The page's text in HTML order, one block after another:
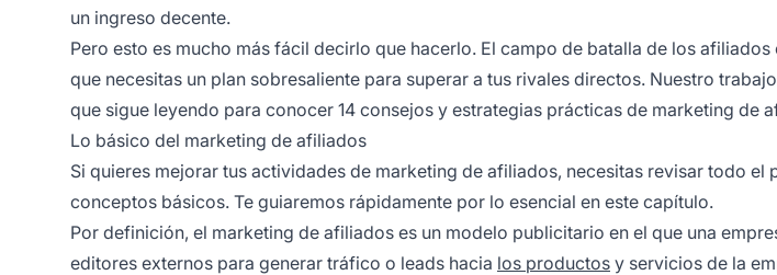
un ingreso decente.
Pero esto es mucho más fácil decirlo que hacerlo. El campo de batalla de los
que necesitas un plan sobresaliente para superar a tus rivales directos. Nuestro
que sigue leyendo para conocer 14 consejos y estrategias prácticas de marketing de
Lo básico del marketing de afiliados
Si quieres mejorar tus actividades de marketing de afiliados, necesitas revisar todo el
conceptos básicos. Te guiaremos rápidamente por lo esencial en este capítulo.
Por definición, el marketing de afiliados es un modelo publicitario en el que una
editores externos para generar tráfico o leads hacia los productos y servicios de la